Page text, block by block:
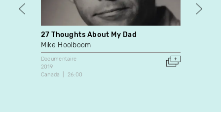
27 Thoughts About My Dad
Mike Hoolboom
Documentaire
2019
Canada
26:00